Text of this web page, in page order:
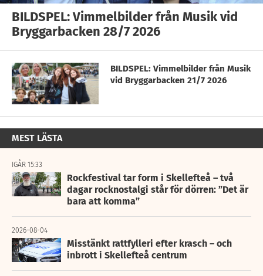
BILDSPEL: Vimmelbilder från Musik vid
Bryggarbacken 28/7 2026
BILDSPEL: Vimmelbilder från Musik
vid Bryggarbacken 21/7 2026
MEST LÄSTA
IGÅR 15:33
Rockfestival tar form i Skellefteå – två
dagar rocknostalgi står för dörren: ”Det är
bara att komma”
2026-08-04
Misstänkt rattfylleri efter krasch – och
inbrott i Skellefteå centrum